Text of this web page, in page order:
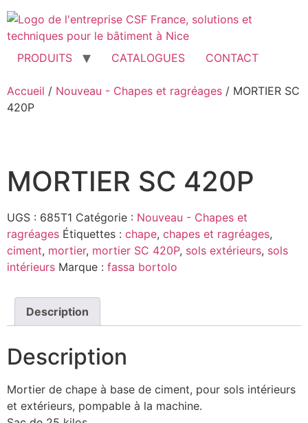
Aller
au
contenu
PRODUITS
CATALOGUES CONTACT
Accueil / Nouveau - Chapes et ragréages / MORTIER SC
420P
MORTIER SC 420P
UGS : 685T1 Catégorie : Nouveau - Chapes et
ragréages Étiquettes : chape, chapes et ragréages,
ciment, mortier, mortier SC 420P, sols extérieurs, sols
intérieurs Marque : fassa bortolo
Description
Description
Mortier de chape à base de ciment, pour sols intérieurs
et extérieurs, pompable à la machine.